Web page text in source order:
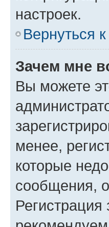
настроек.
Вернуться
Зачем мне
Вы можете
менее,
которые
сообщения,